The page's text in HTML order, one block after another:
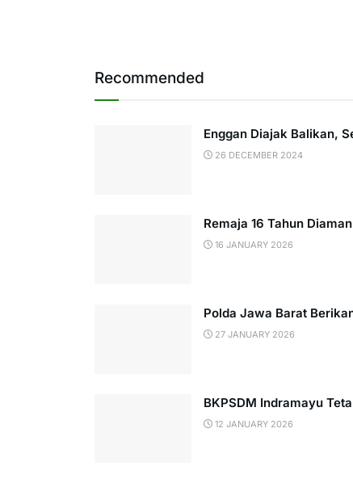
Recommended
Enggan Diajak Balikan,
26 DECEMBER 2024
Remaja 16 Tahun
16 JANUARY 2026
Polda Jawa Barat
27 JANUARY 2026
BKPSDM Indramayu
12 JANUARY 2026